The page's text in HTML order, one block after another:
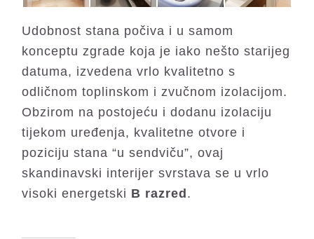
Udobnost stana počiva i u samom
konceptu zgrade koja je iako nešto starijeg
datuma, izvedena vrlo kvalitetno s
odličnom toplinskom i zvučnom izolacijom.
Obzirom na postojeću i dodanu izolaciju
tijekom uređenja, kvalitetne otvore i
poziciju stana “u sendviču”, ovaj
skandinavski interijer svrstava se u vrlo
visoki energetski B razred .